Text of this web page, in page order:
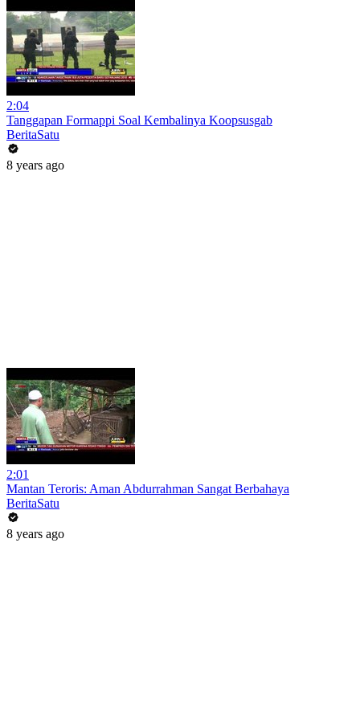
2:04
Tanggapan Formappi Soal Kembalinya Koopsusgab
BeritaSatu
8 years ago
2:01
Mantan Teroris: Aman Abdurrahman Sangat Berbahaya
BeritaSatu
8 years ago